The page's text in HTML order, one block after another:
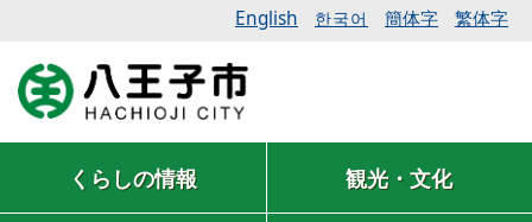
English 한국어 簡体字 繁体字
くらしの情報 観光・文化